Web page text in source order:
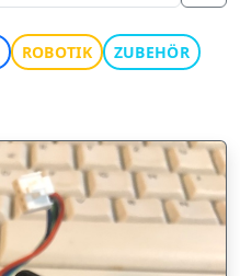
ROBOTIK ZUBEHÖR